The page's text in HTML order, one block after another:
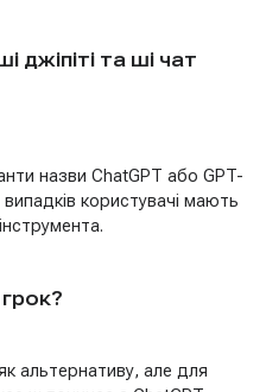
та ші чат
назви ChatGPT або GPT-
випадків користувачі мають
альтернативу, але для